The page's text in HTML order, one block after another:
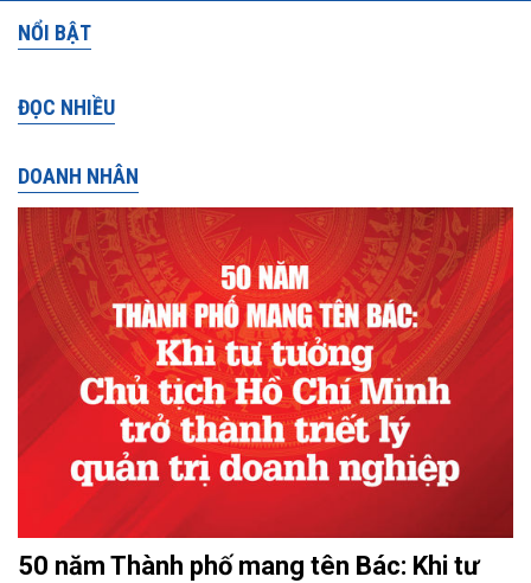
NỔI BẬT
ĐỌC NHIỀU
DOANH NHÂN
50 năm Thành phố mang tên Bác: Khi tư